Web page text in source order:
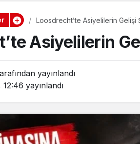
Loosdrecht’te Asiyelilerin
Asiyelilerin
yayınlandı
12:46 yayınlandı